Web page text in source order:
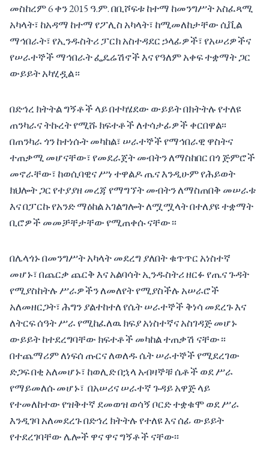
መስከረም 6 ቀን 2015 ዓ.ም. በቢሾፍቱ ከተማ ከመንግሥት አስፈጻሚ
አካላት፣ ከአዳማ ከተማ የፖሊስ አካላት፣ ከሚመለከታቸው ሲቪል
ማኅበራት፣ የኢንዱስትሪ ፓርክ አስተዳደር ኃላፊዎች፣ የአሠሪዎችና
የሠራተኞች ማኅበራት ፌዴሬሽኖች እና የዓለም አቀፍ ተቋማት ጋር
ውይይት አካሂዷል።
በድኅረ ክትትል ግኝቶች ላይ በተካሄደው ውይይት በክትትሉ የተለዩ
ጠንካራና ትኩረት የሚሹ ክፍተቶች ለተሳታፊዎች ቀርበዋል፡፡
በጠንካራ ጎን ከተነሱት መካከል፣ ሠራተኞች የማኅበራዊ ዋስትና
ተጠቃሚ መሆናቸው፣ የመደራጀት መብትን ለማስከበር በጎ ጅምሮች
መኖራቸው፣ ከወሲባዊና ሥነ ተዋልዶ ጤና እንዲሁም የሕይወት
ክህሎት ጋር የተያያዘ መረጃ የማግኘት መብትን ለማስጠበቅ መሠራቱ
እና በፓርኩ የአንድ ማዕከል አገልግሎት ለሟሟላት በተለያዩ ተቋማት
ቢሮዎች መመቻቸታቸው የሚጠቀሱ ናቸው።
በሌላጎኑ በመንግሥት አካላት መደረግ ያለበት ቁጥጥር አነስተኛ
መሆኑ፣ በጨርቃ ጨርቅ እና አልባሳት ኢንዱስትሪ ዘርፉ የጤና ጉዳት
የሚያስከትሉ ሥራዎችን ለመለየት የሚያስችሉ አሠራሮች
አለመዘርጋት፣ ሕግን ያልተከተለ የሴት ሠራተኞች ቅነሳ መደረጉ እና
ለትርፍ ሰዓት ሥራ የሚከፈለዉ ክፍያ አነስተኛና አስገዳጅ መሆኑ
ውይይት ከተደረግባቸው ክፍተቶች መካከል ተጠቃሽ ናቸው።
በተጨማሪም ለነፍሰ ጡርና ለወለዱ ሴት ሠራተኞች የሚደረገው
ድጋፍ በቂ አለመሆኑ፣ ከወሊድ በኋላ አብዛኞቹ ሴቶች ወደ ሥራ
የማይመለሱ መሆኑ፣ በአሠሪና ሠራተኛ ጉዳይ አዋጅ ላይ
የተመለከተው የዝቅተኛ ደመወዝ ወሳኝ ቦርድ ተቋቁሞ ወደ ሥራ
እንዲገባ አለመደረጉ በድኅረ ክትትሉ የተለዩ እና ሰፊ ውይይት
የተደረገባቸው ሌሎች ዋና ዋና ግኝቶች ናቸው፡፡